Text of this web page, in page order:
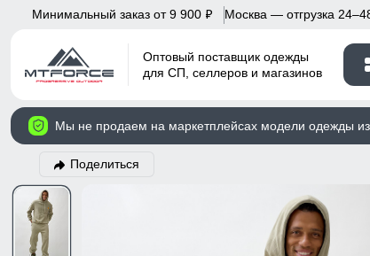
Минимальный заказ от 9 900 p Москва — отгрузка
Оптовый поставщик одежды
для СП, селлеров и магазинов
Мы не продаем на маркетплейсах модели одежды
Поделиться